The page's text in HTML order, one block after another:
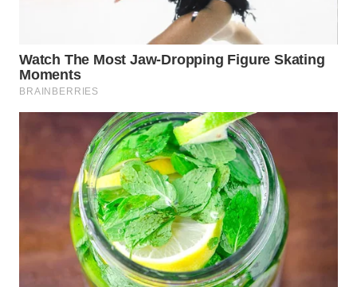
WAHANANEWS
WAHANANEWS
WAHANA
SPORT